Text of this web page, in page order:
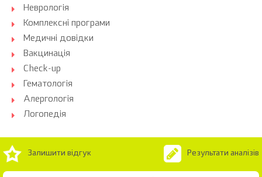
Неврологія
Комплексні програми
Медичні довідки
Вакцинація
Check-up
Гематологія
Алергологія
Логопедія
Залишити відгук Результати аналізів